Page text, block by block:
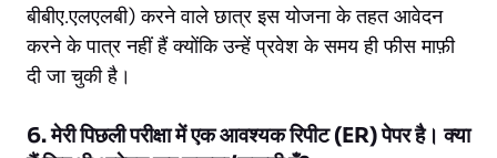
बीबीए.एलएलबी) करने वाले छात्र इस योजना के तहत आवेदन
करने के पात्र नहीं हैं क्योंकि उन्हें प्रवेश के समय ही फीस माफ़ी
दी जा चुकी है।
6. मेरी पिछली परीक्षा में एक आवश्यक रिपीट (ER) पेपर है। क्या